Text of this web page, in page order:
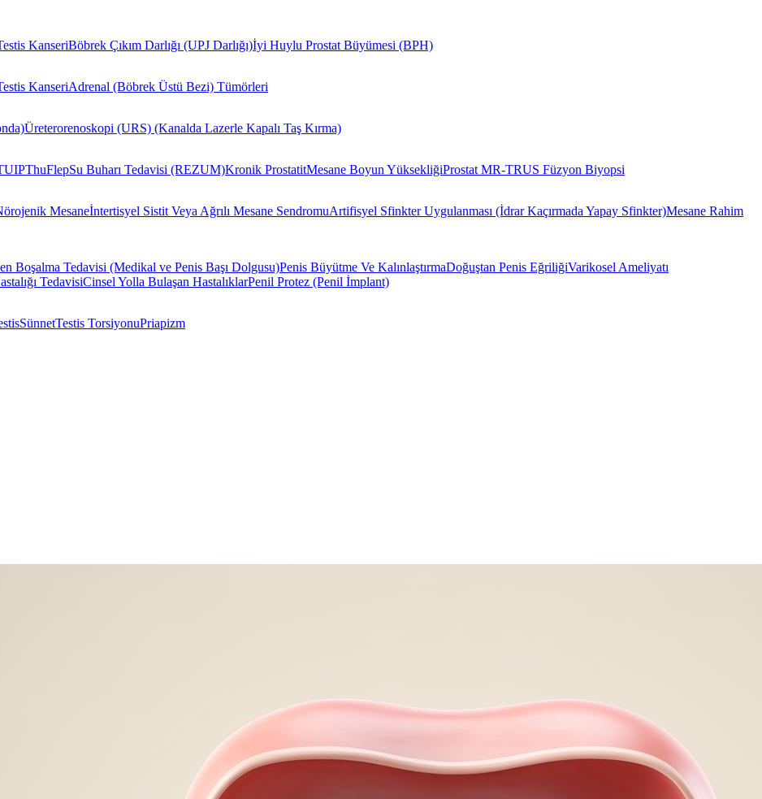
KanseriBöbrek Çıkım Darlığı (UPJ Darlığı)İyi Huylu Prostat Büyümesi (BPH)
KanseriAdrenal (Böbrek Üstü Bezi) Tümörleri
Üreterorenoskopi (URS) (Kanalda Lazerle Kapalı Taş Kırma)
ThuFlepSu Buharı Tedavisi (REZUM)Kronik ProstatitMesane Boyun YüksekliğiProstat MR-TRUS Füzyon Biyopsi
Mesaneİntertisyel Sistit Veya Ağrılı Mesane SendromuArtifisyel Sfinkter Uygulanması (İdrar Kaçırmada Yapay Sfinkter)Mesane Rahim
Boşalma Tedavisi (Medikal ve Penis Başı Dolgusu)Penis Büyütme Ve KalınlaştırmaDoğuştan Penis EğriliğiVarikosel Ameliyatı
TedavisiCinsel Yolla Bulaşan HastalıklarPenil Protez (Penil İmplant)
SünnetTestis TorsiyonuPriapizm